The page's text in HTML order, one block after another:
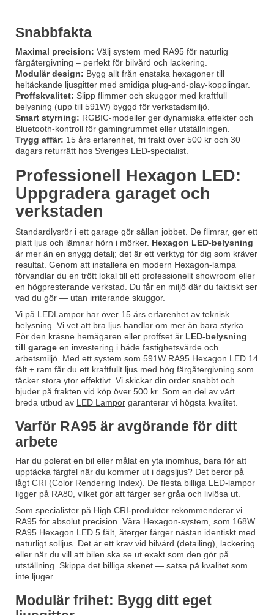
Snabbfakta
Maximal precision: Välj system med RA95 för naturlig
färgåtergivning – perfekt för bilvård och lackering.
Modulär design: Bygg allt från enstaka hexagoner till
heltäckande ljusgitter med smidiga plug-and-play-kopplingar.
Proffskvalitet: Slipp flimmer och skuggor med kraftfull
belysning (upp till 591W) byggd för verkstadsmiljö.
Smart styrning: RGBIC-modeller ger dynamiska effekter och
Bluetooth-kontroll för gamingrummet eller utställningen.
Trygg affär: 15 års erfarenhet, fri frakt över 500 kr och 30
dagars returrätt hos Sveriges LED-specialist.
Professionell Hexagon LED:
Uppgradera garaget och
verkstaden
Standardlysrör i ett garage gör sällan jobbet. De flimrar, ger ett
platt ljus och lämnar hörn i mörker. Hexagon LED-belysning
är mer än en snygg detalj; det är ett verktyg för dig som kräver
resultat. Genom att installera en modern Hexagon-lampa
förvandlar du en trött lokal till ett professionellt showroom eller
en högpresterande verkstad. Du får en miljö där du faktiskt ser
vad du gör — utan irriterande skuggor.
Vi på LEDLampor har över 15 års erfarenhet av teknisk
belysning. Vi vet att bra ljus handlar om mer än bara styrka.
För den kräsne hemägaren eller proffset är LED-belysning
till garage en investering i både fastighetsvärde och
arbetsmiljö. Med ett system som 591W RA95 Hexagon LED 14
fält + ram får du ett kraftfullt ljus med hög färgåtergivning som
täcker stora ytor effektivt. Vi skickar din order snabbt och
bjuder på frakten vid köp över 500 kr. Som en del av vårt
breda utbud av LED Lampor garanterar vi högsta kvalitet.
Varför RA95 är avgörande för ditt
arbete
Har du polerat en bil eller målat en yta inomhus, bara för att
upptäcka färgfel när du kommer ut i dagsljus? Det beror på
lågt CRI (Color Rendering Index). De flesta billiga LED-lampor
ligger på RA80, vilket gör att färger ser gråa och livlösa ut.
Som specialister på High CRI-produkter rekommenderar vi
RA95 för absolut precision. Våra Hexagon-system, som 168W
RA95 Hexagon LED 5 fält , återger färger nästan identiskt med
naturligt solljus. Det är ett krav vid bilvård (detailing), lackering
eller när du vill att bilen ska se ut exakt som den gör på
utställning. Skippa det billiga skenet — satsa på kvalitet som
inte ljuger.
Modulär frihet: Bygg ditt eget